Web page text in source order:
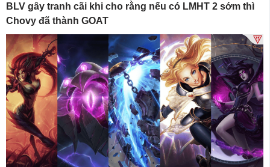
BLV gây tranh cãi khi cho rằng nếu có LMHT 2 sớm thì
Chovy đã thành GOAT